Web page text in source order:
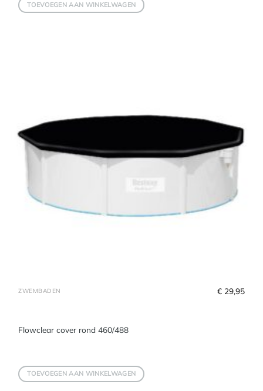
TOEVOEGEN AAN WINKELWAGEN
ZWEMBADEN
Flowclear cover rond 460/488
€ 29,95
TOEVOEGEN AAN WINKELWAGEN